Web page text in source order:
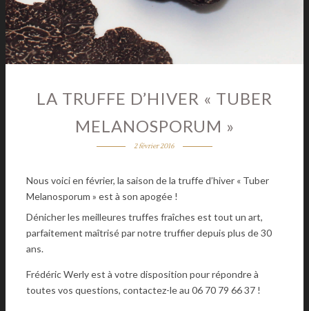
LA TRUFFE D’HIVER « TUBER
MELANOSPORUM »
2 février 2016
Nous voici en février, la saison de la truffe d’hiver « Tuber
Melanosporum » est à son apogée !
Dénicher les meilleures truffes fraîches est tout un art,
parfaitement maîtrisé par notre truffier depuis plus de 30
ans.
Frédéric Werly est à votre disposition pour répondre à
toutes vos questions, contactez-le au 06 70 79 66 37 !